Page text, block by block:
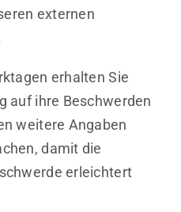
externen
erhalten Sie
auf ihre Beschwerden
weitere Angaben
damit die
erleichtert